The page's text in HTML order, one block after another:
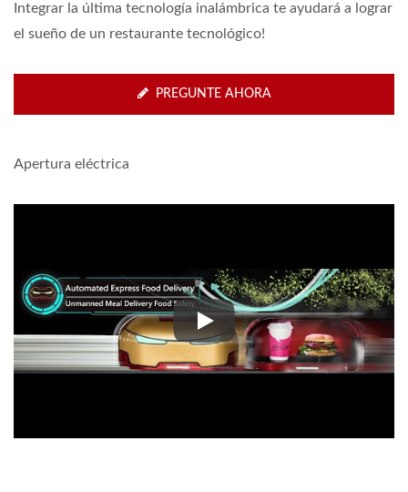
Integrar la última tecnología inalámbrica te ayudará a lograr
el sueño de un restaurante tecnológico!
PREGUNTE AHORA
Apertura eléctrica
Apertura eléctrica